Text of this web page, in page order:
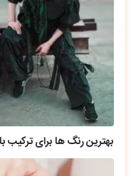
بهترین رنگ ها برای ترکیب